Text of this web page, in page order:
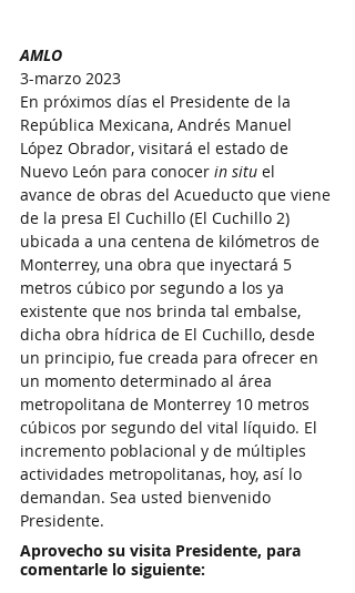
AMLO
3-marzo 2023
En próximos días el Presidente de la
República Mexicana, Andrés Manuel
López Obrador, visitará el estado de
Nuevo León para conocer in situ el
avance de obras del Acueducto que viene
de la presa El Cuchillo (El Cuchillo 2)
ubicada a una centena de kilómetros de
Monterrey, una obra que inyectará 5
metros cúbico por segundo a los ya
existente que nos brinda tal embalse,
dicha obra hídrica de El Cuchillo, desde
un principio, fue creada para ofrecer en
un momento determinado al área
metropolitana de Monterrey 10 metros
cúbicos por segundo del vital líquido. El
incremento poblacional y de múltiples
actividades metropolitanas, hoy, así lo
demandan. Sea usted bienvenido
Presidente.
Aprovecho su visita Presidente, para
comentarle lo siguiente: